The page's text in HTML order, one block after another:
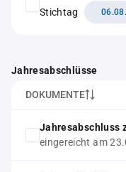
Stichtag
Jahresabschlüsse
DOKUMENTE
Jahresabschluss
eingereicht am